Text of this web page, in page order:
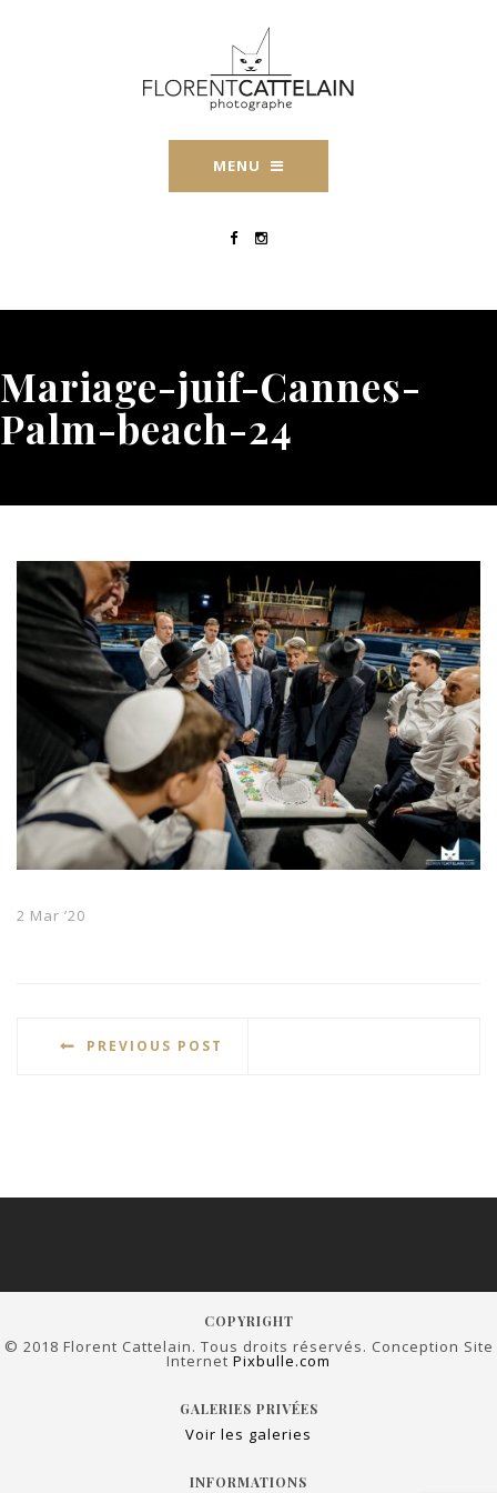
MENU
Mariage-juif-Cannes-
Palm-beach-24
2 Mar ’20
PREVIOUS POST
COPYRIGHT
© 2018 Florent Cattelain. Tous droits réservés. Conception Site
Internet Pixbulle.com
GALERIES PRIVÉES
Voir les galeries
INFORMATIONS